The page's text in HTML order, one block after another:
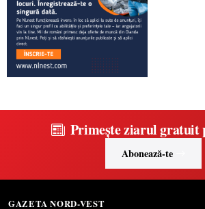
Primește ziarul gratuit
Abonează-te
GAZETA NORD-VEST